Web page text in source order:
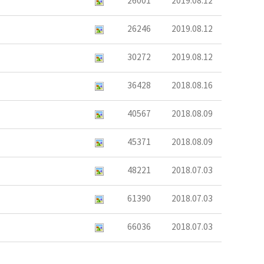
26246 2019.08.12
30272 2019.08.12
36428 2018.08.16
40567 2018.08.09
45371 2018.08.09
48221 2018.07.03
61390 2018.07.03
66036 2018.07.03